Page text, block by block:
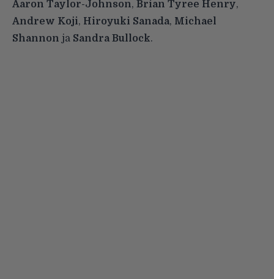
Aaron Taylor-Johnson, Brian Tyree Henry,
Andrew Koji, Hiroyuki Sanada, Michael
Shannon ja Sandra Bullock.